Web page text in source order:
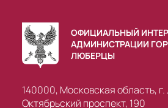
ОФИЦИАЛЬНЫЙ
АДМИНИСТРАЦИИ
ЛЮБЕРЦЫ
140000, Московская область,
Октябрьский проспект, 190